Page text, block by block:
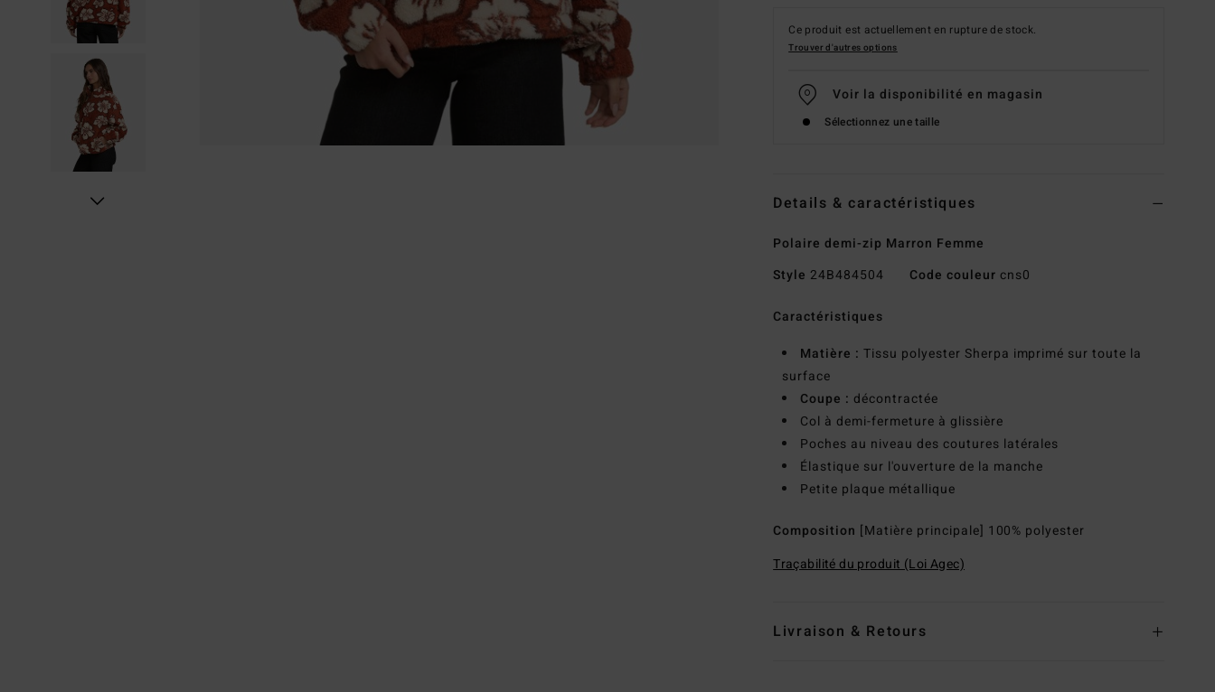
Ce produit est actuellement en rupture de stock.
Trouver d'autres options
Voir la disponibilité en magasin
Sélectionnez une taille
Details & caractéristiques
Polaire demi-zip Marron Femme
Style 24B484504 Code couleur cns0
Caractéristiques
Matière : Tissu polyester Sherpa imprimé sur toute la
surface
Coupe : décontractée
Col à demi-fermeture à glissière
Poches au niveau des coutures latérales
Élastique sur l'ouverture de la manche
Petite plaque métallique
Composition [Matière principale] 100% polyester
Traçabilité du produit (Loi Agec)
Livraison & Retours